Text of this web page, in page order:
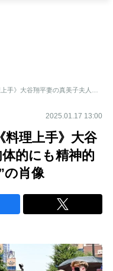
2025.01.17 13:00
料理上手》大谷
的にも精神的
の肖像